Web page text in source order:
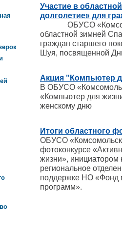
Участие в
долголетие» для
ОБУСО
областной зимней
граждан старшего
Шуя, посвященной
Акция "Компьютер
В ОБУСО
«Компьютер для
женскому дню
Итоги областного
ОБУСО
фотоконкурсе
жизни», инициатором
региональное
поддержке НО «Фонд
программ».